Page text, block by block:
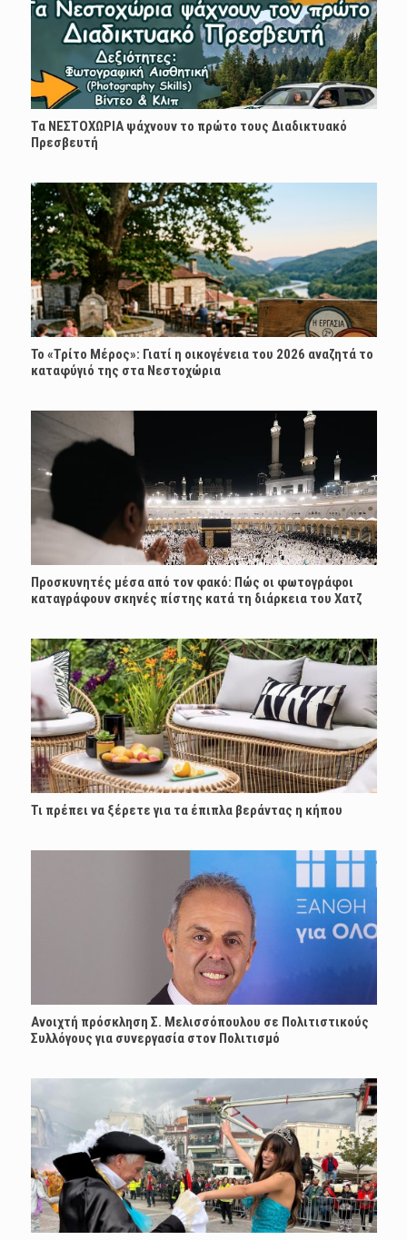
Τα ΝΕΣΤΟΧΩΡΙΑ ψάχνουν το πρώτο τους Διαδικτυακό
Πρεσβευτή
Το «Τρίτο Μέρος»: Γιατί η οικογένεια του 2026 αναζητά το
καταφύγιό της στα Νεστοχώρια
Προσκυνητές μέσα από τον φακό: Πώς οι φωτογράφοι
καταγράφουν σκηνές πίστης κατά τη διάρκεια του Χατζ
Τι πρέπει να ξέρετε για τα έπιπλα βεράντας η κήπου
Ανοιχτή πρόσκληση Σ. Μελισσόπουλου σε Πολιτιστικούς
Συλλόγους για συνεργασία στον Πολιτισμό